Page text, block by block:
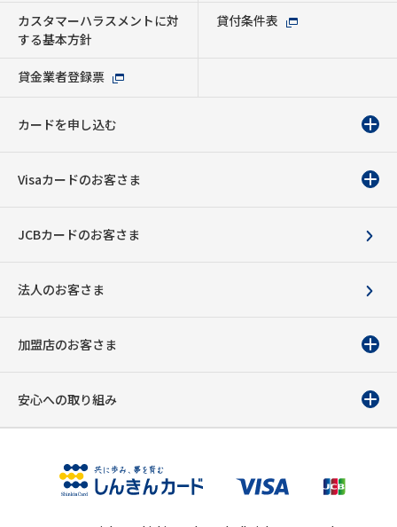
カスタマーハラスメントに対
する基本方針
貸付条件表
貸金業者登録票
カードを申し込む
Visaカードのお客さま
JCBカードのお客さま
法人のお客さま
加盟店のお客さま
安心への取り組み